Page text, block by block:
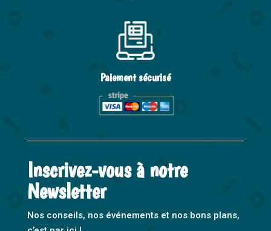
Paiement sécurisé
Inscrivez-vous à notre
Newsletter
Nos conseils, nos événements et nos bons plans,